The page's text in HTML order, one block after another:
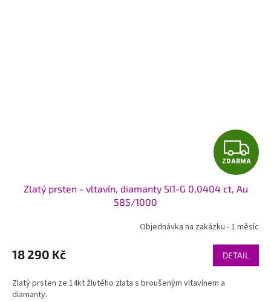
Z
D
R
M
A
ZDARMA
Zlatý prsten - vltavín, diamanty SI1-G 0,0404 ct, Au
585/1000
Objednávka na zakázku - 1 měsíc
18 290 Kč DETAIL
Zlatý prsten ze 14kt žlutého zlata s broušeným vltavínem a
diamanty.